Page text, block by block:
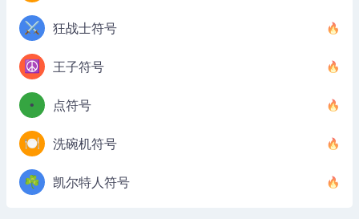
⚔️ 狂战士符号
☮️ 王子符号
• 点符号
🍽️ 洗碗机符号
☘️ 凯尔特人符号